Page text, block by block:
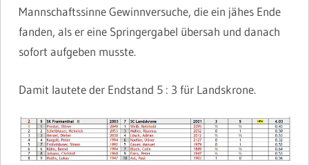
Mannschaftssinne Gewinnversuche, die ein jähes Ende
fanden, als er eine Springergabel übersah und danach
sofort aufgeben musste.
Damit lautete der Endstand 5 : 3 für Landskrone.